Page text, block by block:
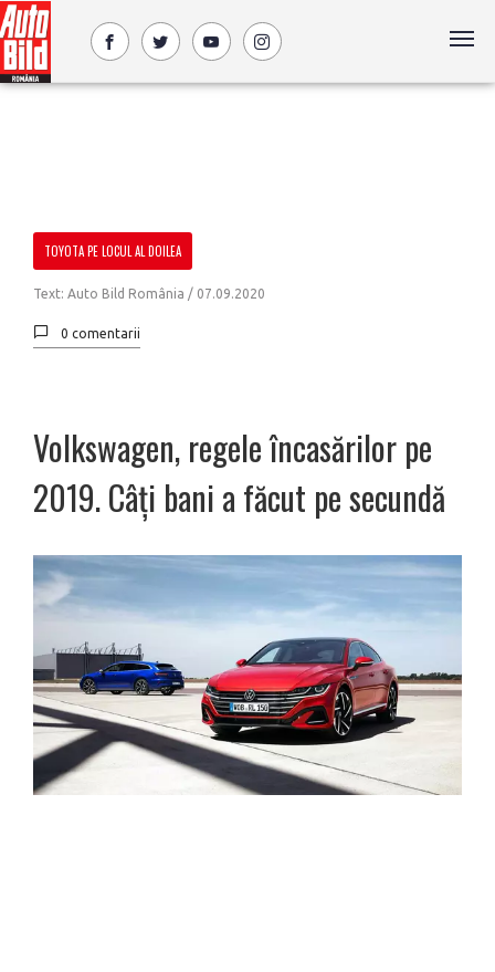
TOYOTA PE LOCUL AL DOILEA
Text: Auto Bild România / 07.09.2020
0 comentarii
Volkswagen, regele încasărilor pe
2019. Câți bani a făcut pe secundă